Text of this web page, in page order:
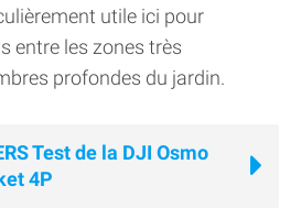
utile ici pour
entre les zones très
profondes du jardin.
Test de la DJI Osmo
4P